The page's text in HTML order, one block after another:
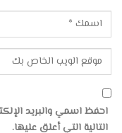
احفظ اسمي والبريد
التالية التي أعلق عليها.